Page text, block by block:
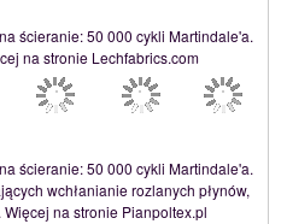
ścieranie: 50 000 cykli Martindale'a.
na stronie Lechfabrics.com
ścieranie: 50 000 cykli Martindale'a.
wchłanianie rozlanych płynów,
na stronie Pianpoltex.pl